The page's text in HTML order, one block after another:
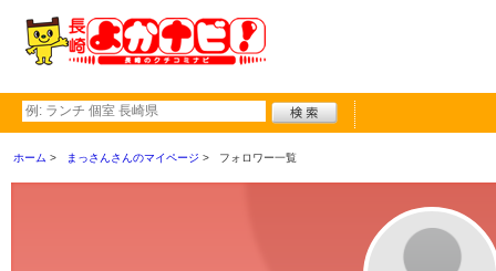
ホーム まっさんさんのマイページ フォロワー一覧